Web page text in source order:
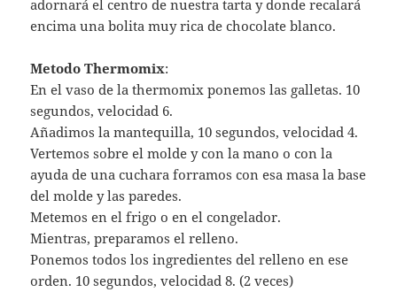
adornará el centro de nuestra tarta y donde recalará
encima una bolita muy rica de chocolate blanco.
Metodo Thermomix:
En el vaso de la thermomix ponemos las galletas. 10
segundos, velocidad 6.
Añadimos la mantequilla, 10 segundos, velocidad 4.
Vertemos sobre el molde y con la mano o con la
ayuda de una cuchara forramos con esa masa la base
del molde y las paredes.
Metemos en el frigo o en el congelador.
Mientras, preparamos el relleno.
Ponemos todos los ingredientes del relleno en ese
orden. 10 segundos, velocidad 8. (2 veces)